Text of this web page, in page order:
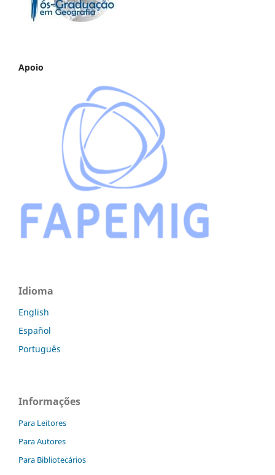
Apoio
Idioma
English
Español
Português
Informações
Para Leitores
Para Autores
Para Bibliotecários